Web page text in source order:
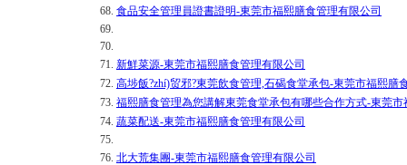
68. 食品安全管理員證書證明-東莞市福熙膳食管理有限公司
69.
70.
71. 新鮮菜源-東莞市福熙膳食管理有限公司
72. 高埗飯?zhí)贸邪?東莞飲食管理,石碣食堂承包-東莞市福熙膳
73. 福熙膳食管理為您講解東莞食堂承包有哪些合作方式-東莞
74. 蔬菜配送-東莞市福熙膳食管理有限公司
75.
76. 北大荒集團-東莞市福熙膳食管理有限公司